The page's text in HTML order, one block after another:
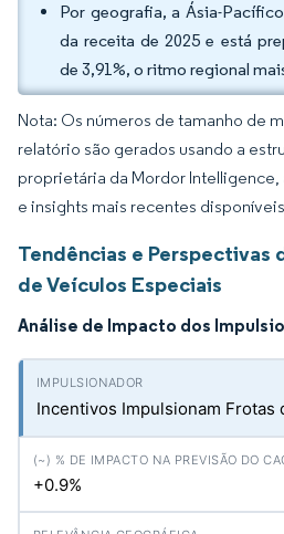
Por geografia, a Ásia-
da receita de 2025 e está
de 3,91%, o ritmo regional
Nota: Os números de tamanho de
relatório são gerados usando a
proprietária da Mordor Intelligence,
e insights mais recentes
Tendências e Perspectivas
de Veículos Especiais
Análise de Impacto dos
Incentivos Impulsionam Frotas
+0.9%